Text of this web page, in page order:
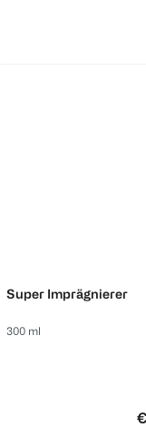
Super Imprägnierer
300 ml